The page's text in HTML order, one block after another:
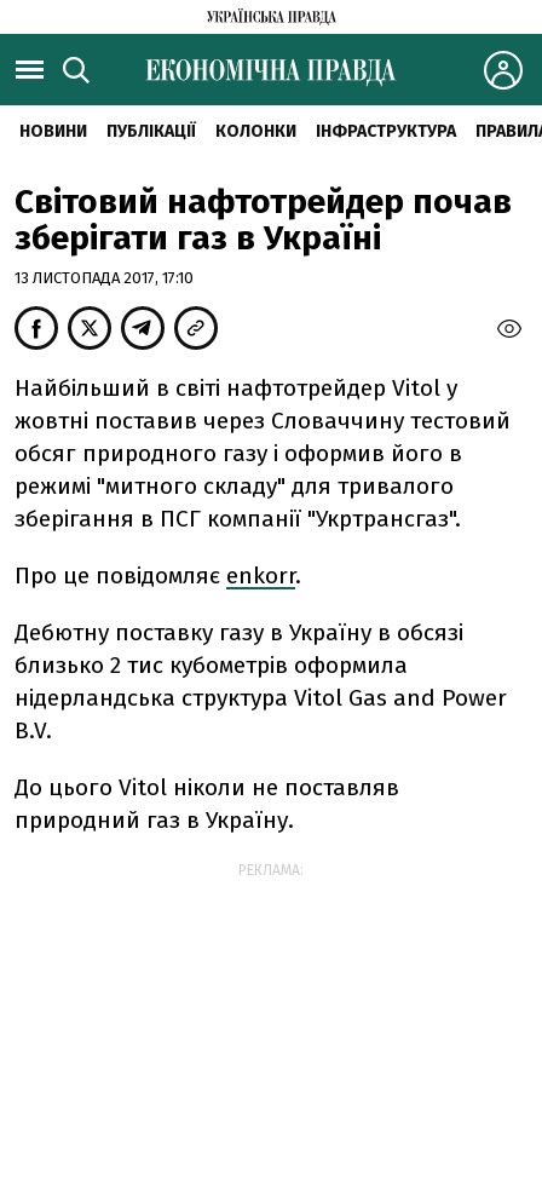
НОВИНИ ПУБЛІКАЦІЇ КОЛОНКИ ІНФРАСТРУКТУРА
Світовий нафтотрейдер почав
зберігати газ в Україні
13 ЛИСТОПАДА 2017, 17:10
Найбільший в світі нафтотрейдер Vitol у
жовтні поставив через Словаччину тестовий
обсяг природного газу і оформив його в
режимі "митного складу" для тривалого
зберігання в ПСГ компанії "Укртрансгаз".
Про це повідомляє enkorr.
Дебютну поставку газу в Україну в обсязі
близько 2 тис кубометрів оформила
нідерландська структура Vitol Gas and Power
B.V.
До цього Vitol ніколи не поставляв
природний газ в Україну.
РЕКЛАМА: